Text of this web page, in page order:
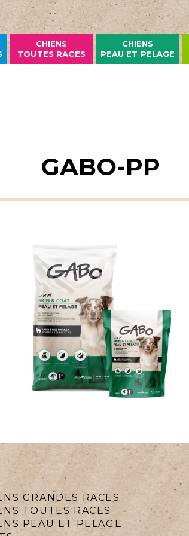
CHIENS
TOUTES RACES
CHIENS
PEAU ET PELAGE
GABO-PP
GRANDES RACES
TOUTES RACES
PEAU ET PELAGE